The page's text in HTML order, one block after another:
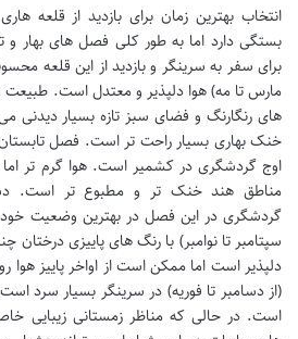
انتخاب بهترین زمان برای بازدید از قلعه
بستگی دارد اما به طور کلی فصل های بهار و
برای سفر به سرینگر و بازدید از این قلعه
مارس تا مه) هوا دلپذیر و معتدل است. طبیعت
های رنگارنگ و فضای سبز تازه بسیار دیدنی
خنک بهاری بسیار راحت تر است. فصل تابستان
اوج گردشگری در کشمیر است. هوا گرم تر
مناطق هند خنک تر و مطبوع تر است.
گردشگری در این فصل در بهترین وضعیت خود
سپتامبر تا نوامبر) با رنگ های پاییزی درختان
دلپذیر است اما ممکن است از اواخر پاییز
(از دسامبر تا فوریه) در سرینگر بسیار سرد
است. در حالی که مناظر زمستانی زیبایی